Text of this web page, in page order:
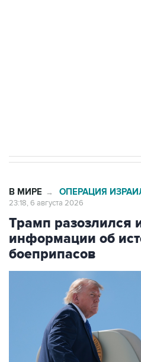
В МИРЕ → ОПЕРАЦИЯ
23:18, 6 августа 2026
Трамп разозлился
информации об
боеприпасов